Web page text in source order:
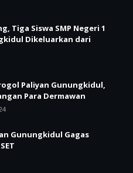
Tiga Siswa SMP Negeri 1
Dikeluarkan dari
Paliyan Gunungkidul,
Para Dermawan
Gunungkidul Gagas